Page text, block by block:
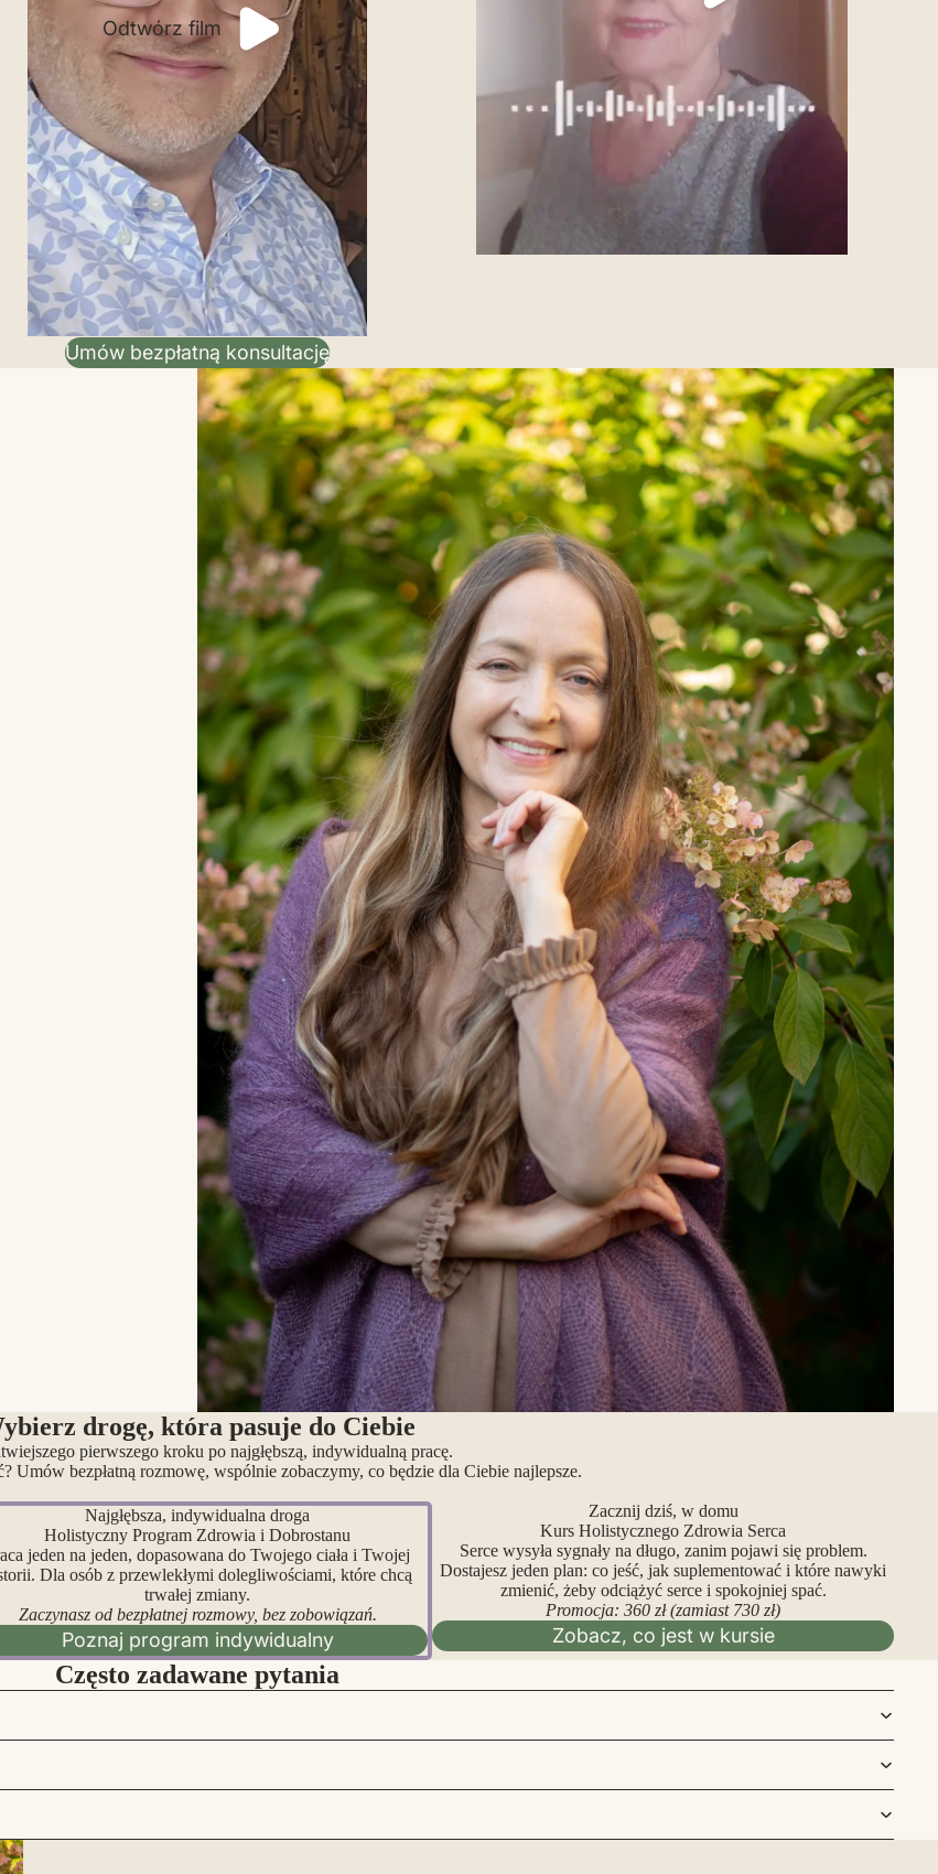
Odtwórz film
Umów bezpłatną konsultację
drogę, która pasuje do Ciebie
pierwszego kroku po najgłębszą, indywidualną pracę.
Umów bezpłatną rozmowę, wspólnie zobaczymy, co będzie dla Ciebie najlepsze.
Najgłębsza, indywidualna droga
Holistyczny Program Zdrowia i Dobrostanu
jeden na jeden, dopasowana do Twojego ciała i Twojej
Dla osób z przewlekłymi dolegliwościami, które chcą
trwałej zmiany.
Zaczynasz od bezpłatnej rozmowy, bez zobowiązań.
Poznaj program indywidualny
Zacznij dziś, w domu
Kurs Holistycznego Zdrowia Serca
Serce wysyła sygnały na długo, zanim pojawi się problem.
Dostajesz jeden plan: co jeść, jak suplementować i które nawyki
zmienić, żeby odciążyć serce i spokojniej spać.
Promocja: 360 zł (zamiast 730 zł)
Zobacz, co jest w kursie
Często zadawane pytania